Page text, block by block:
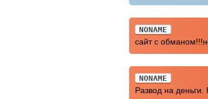
NONAME
сайт с
NONAME
Развод на деньги.